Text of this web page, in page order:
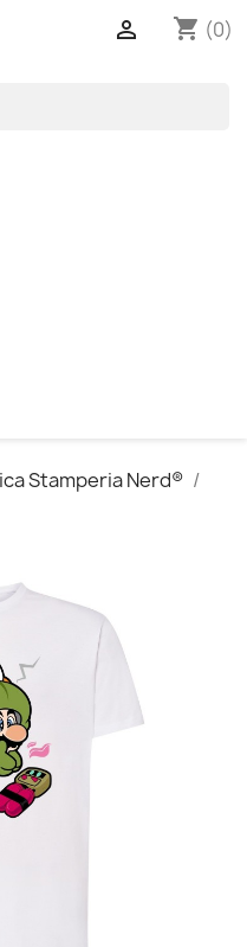
shopping_cart (0)

Stamperia Nerd®